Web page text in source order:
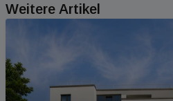
Weitere Artikel